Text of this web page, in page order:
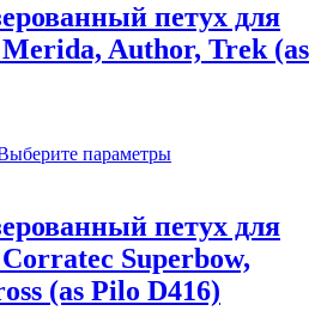
петух для
Merida, Author, Trek (as
параметры
петух для
Superbow,
(as Pilo D416)